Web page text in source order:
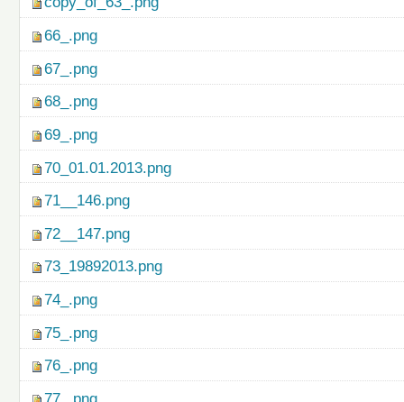
66_.png
67_.png
68_.png
69_.png
70_01.01.2013.png
71__146.png
72__147.png
73_19892013.png
74_.png
75_.png
76_.png